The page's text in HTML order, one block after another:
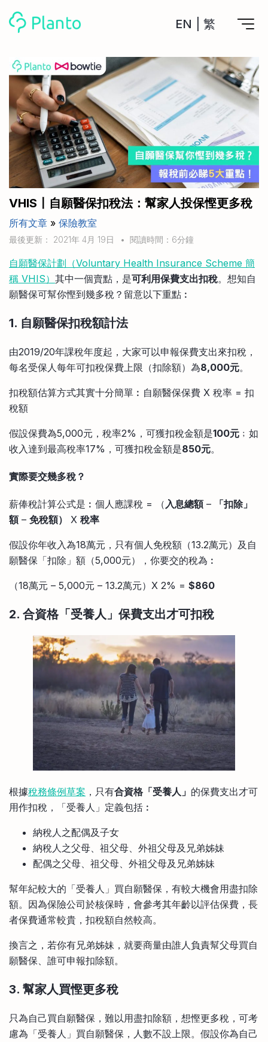
EN 繁
Planto功能
計劃買樓
計劃買樓第一步
全功能記賬
管理及分析所有戶口
管理MPF戶口
一次過管理所有強積金戶口
申請清卡數/私人貸款
CreFIT x Planto推廣優惠
工具
私人貸款
年利率/APR/年息比較
投資戶口 (美股)
比較最抵美股投資戶口
投資戶口 (港股)
比較最抵港股投資戶口
比較最抵Crypto交易所
月供股票計劃
定期存款
比較定存利率
信用卡
關於我們
Academy
Marketplace
其他網站
手機App與理財資訊
商業解決方案
企業服務
VHIS〡自願醫保扣稅法：幫家人投保慳更多稅
所有文章 » 保險教室
最後更新： 2021年 4月 19日 • 閱讀時間：6分鐘
自願醫保計劃（Voluntary Health Insurance Scheme 簡
稱 VHIS） 其中一個賣點，是可利用保費支出扣稅。想知自
願醫保可幫你慳到幾多稅？留意以下重點︰
1. 自願醫保扣稅額計法
由2019/20年課稅年度起，大家可以申報保費支出來扣稅，
每名受保人每年可扣稅保費上限（扣除額）為8,000元。
扣稅額估算方式其實十分簡單︰自願醫保保費 X 稅率 = 扣
稅額
假設保費為5,000元，稅率2%，可獲扣稅金額是100元 ﹔如
收入達到最高稅率17%，可獲扣稅金額是850元。
實際要交幾多稅？
薪俸稅計算公式是︰個人應課稅 = （ 入息總額–
「扣除」
額– 免稅額） X 稅率
假設你年收入為18萬元，只有個人免稅額（13.2萬元）及自
願醫保「扣除」額（5,000元），你要交的稅為︰
（18萬元 – 5,000元 – 13.2萬元）X 2% = $860
2. 合資格「受養人」保費支出才可扣稅
根據稅務條例草案 ，只有合資格「受養人」 的保費支出才可
用作扣稅，「受養人」定義包括︰
納稅人之配偶及子女
納稅人之父母、祖父母、外祖父母及兄弟姊妹
配偶之父母、祖父母、外祖父母及兄弟姊妹
幫年紀較大的「受養人」買自願醫保，有較大機會用盡扣除
額。因為保險公司於核保時，會參考其年齡以評估保費，長
者保費通常較貴，扣稅額自然較高。
換言之，若你有兄弟姊妹，就要商量由誰人負責幫父母買自
願醫保、誰可申報扣除額。
3. 幫家人買慳更多稅
只為自己買自願醫保，難以用盡扣除額，想慳更多稅，可考
慮為「受養人」買自願醫保，人數不設上限。假設你為自己